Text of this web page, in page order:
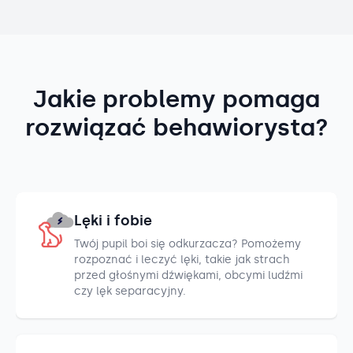
Jakie problemy pomaga
rozwiązać behawiorysta?
Lęki i fobie
Twój pupil boi się odkurzacza? Pomożemy
rozpoznać i leczyć lęki, takie jak strach
przed głośnymi dźwiękami, obcymi ludźmi
czy lęk separacyjny.